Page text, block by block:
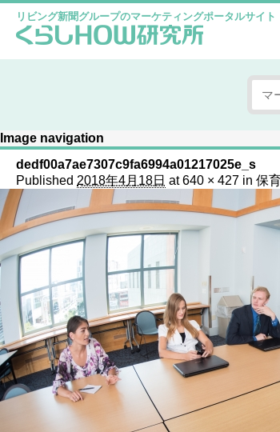
リビング新聞グループのマーケティングポータルサイト
Image navigation
dedf00a7ae7307c9fa6994a01217025e_s
Published 2018年4月18日 at640 × 427 in 保